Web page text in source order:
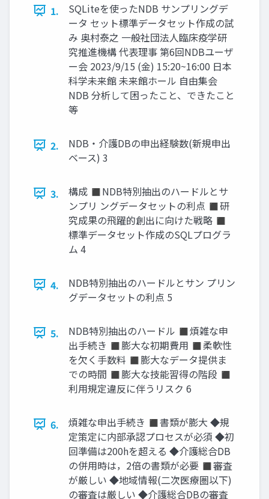
1.
SQLiteを使ったNDB サンプリングデ
ータ セット標準データセット作成の試
み 奥村泰之 一般社団法人臨床疫学研
究推進機構 代表理事 第6回NDBユーザ
ー会 2023/9/15 (金) 15:20~16:00 日本
科学未来館 未来館ホール 自由集会
NDB 分析して困ったこと、できたこと
等
2.
NDB・介護DBの申出経験数(新規申出
ベース) 3
3.
構成 ◼NDB特別抽出のハードルとサ
ンプリ ングデータセットの利点 ◼研
究成果の飛躍的創出に向けた戦略 ◼
標準データセット作成のSQLプログラ
ム 4
4.
NDB特別抽出のハードルとサン プリン
グデータセットの利点 5
5.
NDB特別抽出のハードル ◼煩雑な申
出手続き ◼膨大な初期費用 ◼柔軟性
を欠く手数料 ◼膨大なデータ提供ま
での時間 ◼膨大な技能習得の階段 ◼
利用規定違反に伴うリスク 6
6.
煩雑な申出手続き ◼書類が膨大 ◆規
定策定に内部承認プロセスが必須 ◆初
回準備は200hを超える ◆介護総合DB
の併用時は，2倍の書類が必要 ◼審査
が厳しい ◆地域情報(二次医療圏以下)
の審査は厳しい ◆介護総合DBの審査